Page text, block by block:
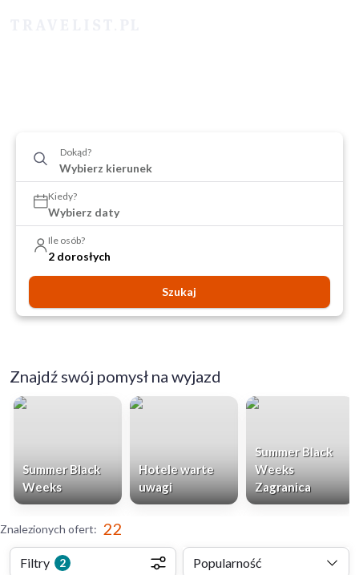
Dokąd?
Kiedy?
Wybierz daty
Ile osób?
2 dorosłych
Szukaj
Znajdź swój pomysł na wyjazd
Summer Black
Weeks
Hotele warte
uwagi
Summer Black
Weeks
Zagranica
Znalezionych ofert: 22
Filtry 2 Popularność